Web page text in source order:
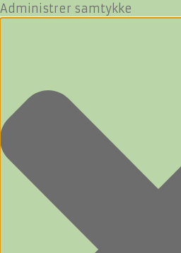
Administrer samtykke